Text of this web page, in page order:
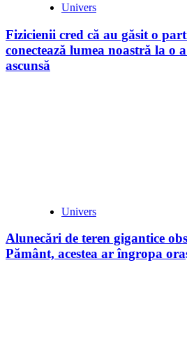
Univers
Fizicienii cred că au găsit o
conectează lumea noastră la o
ascunsă
Univers
Alunecări de teren gigantice
Pământ, acestea ar îngropa